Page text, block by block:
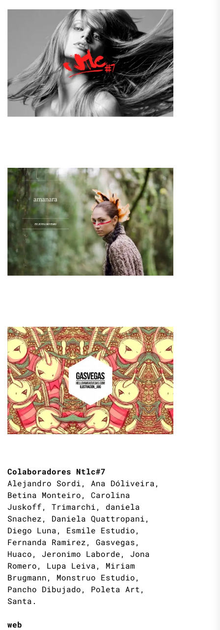
Colaboradores Ntlc#7
Alejandro Sordi, Ana Dóliveira,
Betina Monteiro, Carolina
Juskoff, Trimarchi, daniela
Snachez, Daniela Quattropani,
Diego Luna, Esmile Estudio,
Fernanda Ramirez, Gasvegas,
Huaco, Jeronimo Laborde, Jona
Romero, Lupa Leiva, Miriam
Brugmann, Monstruo Estudio,
Pancho Dibujado, Poleta Art,
Santa.
web